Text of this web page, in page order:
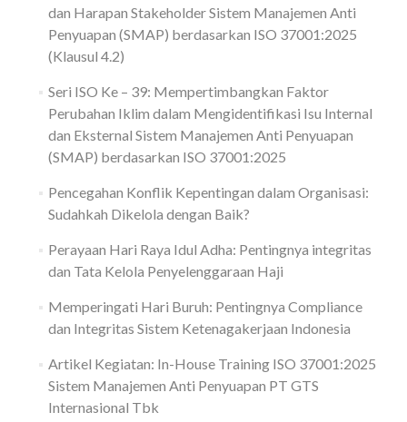
dan Harapan Stakeholder Sistem Manajemen Anti
Penyuapan (SMAP) berdasarkan ISO 37001:2025
(Klausul 4.2)
Seri ISO Ke – 39: Mempertimbangkan Faktor
Perubahan Iklim dalam Mengidentifikasi Isu Internal
dan Eksternal Sistem Manajemen Anti Penyuapan
(SMAP) berdasarkan ISO 37001:2025
Pencegahan Konflik Kepentingan dalam Organisasi:
Sudahkah Dikelola dengan Baik?
Perayaan Hari Raya Idul Adha: Pentingnya integritas
dan Tata Kelola Penyelenggaraan Haji
Memperingati Hari Buruh: Pentingnya Compliance
dan Integritas Sistem Ketenagakerjaan Indonesia
Artikel Kegiatan: In-House Training ISO 37001:2025
Sistem Manajemen Anti Penyuapan PT GTS
Internasional Tbk